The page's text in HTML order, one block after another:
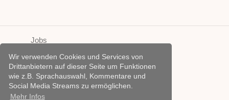
Wir verwenden Cookies und Services von
Drittanbietern auf dieser Seite um Funktionen
wie z.B. Sprachauswahl, Kommentare und
Social Media Streams zu ermöglichen.
Mehr Infos
Jobs
Kontakt
Presse
Archiv